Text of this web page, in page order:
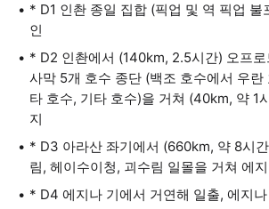
* D1 인촨 종일 집합 (픽업 및 역 픽업
인
* D2 인촨에서 (140km, 2.5시간) 오프
사막 5개 호수 종단 (백조 호수에서 우란
타 호수, 기타 호수)을 거쳐 (40km, 약 1
지
* D3 아라산 좌기에서 (660km, 약 8시
림, 헤이수이청, 괴수림 일몰을 거쳐 에
* D4 에지나 기에서 거연해 일출, 에지